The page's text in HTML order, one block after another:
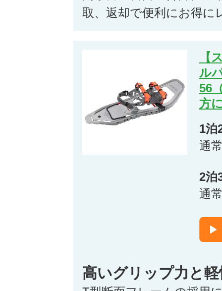
取、返却で便利にお得に
【
ル
56
方
1泊
通
2泊
通
高いグリップ力と